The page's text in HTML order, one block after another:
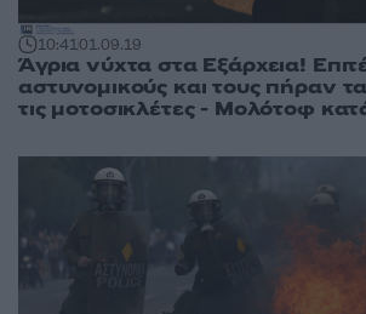
10:4101.09.19
Άγρια νύχτα στα Εξάρχεια!
αστυνομικούς και τους πήραν
τις μοτοσικλέτες - Μολότοφ